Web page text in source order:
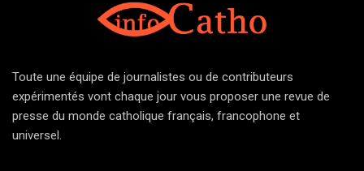
Toute une équipe de journalistes ou de contributeurs
expérimentés vont chaque jour vous proposer une revue de
presse du monde catholique français, francophone et
universel.